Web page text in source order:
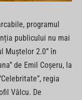
programul
publicului nu mai
Muștelor 2.0” în
de Emil Coșeru, la
regia
Vâlcu. De